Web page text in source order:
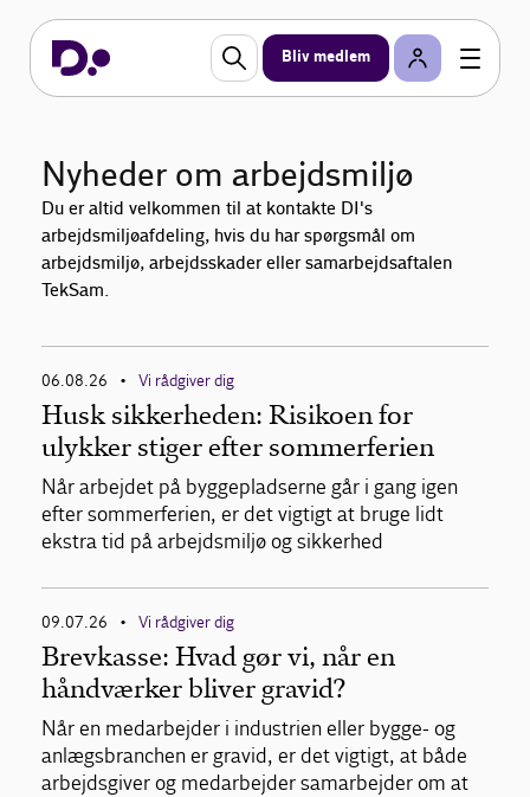
Bliv medlem
Nyheder om arbejdsmiljø
Du er altid velkommen til at kontakte DI's
arbejdsmiljøafdeling, hvis du har spørgsmål om
arbejdsmiljø, arbejdsskader eller samarbejdsaftalen
TekSam.
06.08.26 • Vi rådgiver dig
Husk sikkerheden: Risikoen for
ulykker stiger efter sommerferien
Når arbejdet på byggepladserne går i gang igen
efter sommerferien, er det vigtigt at bruge lidt
ekstra tid på arbejdsmiljø og sikkerhed
09.07.26 • Vi rådgiver dig
Brevkasse: Hvad gør vi, når en
håndværker bliver gravid?
Når en medarbejder i industrien eller bygge- og
anlægsbranchen er gravid, er det vigtigt, at både
arbejdsgiver og medarbejder samarbejder om at